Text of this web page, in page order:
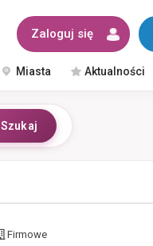
Zaloguj się
Miasta Aktualności
Szukaj
Firmowe